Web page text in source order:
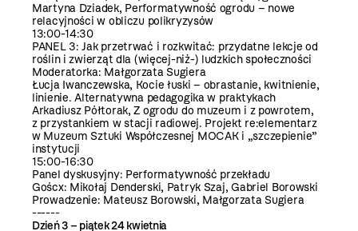
Martyna Dziadek, Performatywność ogrodu – nowe
relacyjności w obliczu polikryzysów
13:00-14:30
PANEL 3: Jak przetrwać i rozkwitać: przydatne lekcje od
roślin i zwierząt dla (więcej-niż-) ludzkich społeczności
Moderatorka: Małgorzata Sugiera
Łucja Iwanczewska, Kocie łuski – obrastanie, kwitnienie,
linienie. Alternatywna pedagogika w praktykach
Arkadiusz Półtorak, Z ogrodu do muzeum i z powrotem,
z przystankiem w stacji radiowej. Projekt re:elementarz
w Muzeum Sztuki Współczesnej MOCAK i „szczepienie”
instytucji
15:00-16:30
Panel dyskusyjny: Performatywność przekładu
Goścx: Mikołaj Denderski, Patryk Szaj, Gabriel Borowski
Prowadzenie: Mateusz Borowski, Małgorzata Sugiera
------
Dzień 3 – piątek 24 kwietnia